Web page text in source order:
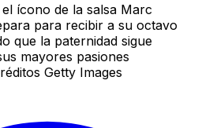
ícono de la salsa Marc
para recibir a su octavo
que la paternidad sigue
mayores pasiones
Getty Images